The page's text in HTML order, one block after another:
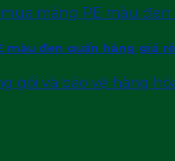
màu đen quấn hàng giá
gói và bảo vệ hàng